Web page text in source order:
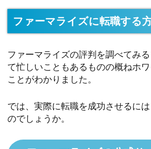
ファーマライズに転職する
ファーマライズの評判を調べてみ
て忙しいこともあるものの概ねホ
ことがわかりました。
では、実際に転職を成功させるに
のでしょうか。